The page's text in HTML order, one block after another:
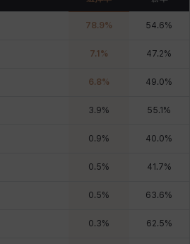
78.9% 54.6%
7.1 % 47.2%
6.8% 49.0%
3.9% 55.1 %
0.9% 40.0%
0.5% 41.7%
0.5% 63.6%
0.3% 62.5%